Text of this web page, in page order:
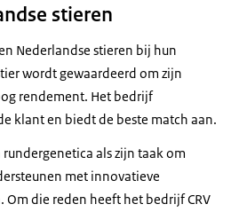
stieren
Nederlandse stieren bij hun
wordt gewaardeerd om zijn
rendement. Het bedrijf
klant en biedt de beste match aan.
rundergenetica als zijn taak om
met innovatieve
die reden heeft het bedrijf CRV